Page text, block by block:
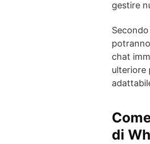
gestire
chat
ulteriore
di